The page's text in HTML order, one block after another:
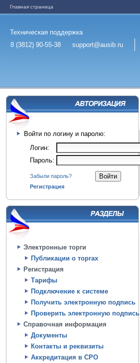
Главная страница
Техническая поддержка
8 (3812) 90-55-38
support@ausib.ru
Войти по логину и паролю:
Логин:
Пароль:
Забыли пароль?
Регистрация
Электронные торги
Публикации о торгах
Регистрация
Тарифы
Подключение к системе
Получить электронную подпись
Проверить электронную подпись
Справочная информация
Документы
Контакты и реквизиты
Аккредитация в СРО